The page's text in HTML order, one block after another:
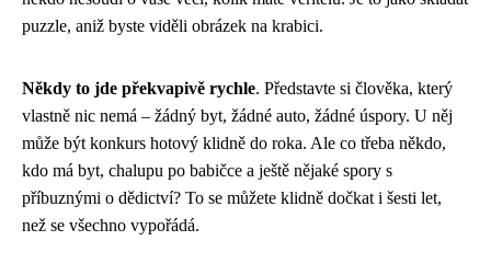
puzzle, aniž byste viděli obrázek na krabici.
Někdy to jde překvapivě rychle. Představte si člověka, který
vlastně nic nemá – žádný byt, žádné auto, žádné úspory. U něj
může být konkurs hotový klidně do roka. Ale co třeba někdo,
kdo má byt, chalupu po babičce a ještě nějaké spory s
příbuznými o dědictví? To se můžete klidně dočkat i šesti let,
než se všechno vypořádá.